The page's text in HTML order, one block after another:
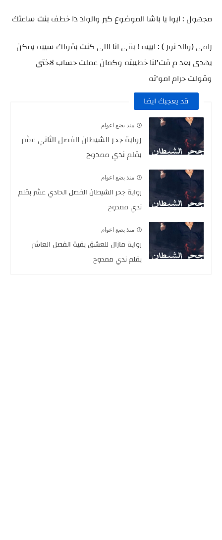
مجهول : ايوا يا باشا الموضوع كبر والواد دا خطف بنت ساعتك
رامى (والد نور ) : ايييه ! بقى انا اللى كنت بقولك سيبه يمكن
يهدى بعد م قت'لنا خطيبته وكمان عملت حساب لاختى
وقولت حرام امو'ته
قد يعجبك ايضا
منذ بضع اعوام
رواية جحر الشيطان الفصل الثاني عشر
بقلم ندي ممدوح
منذ بضع اعوام
رواية جحر الشيطان الفصل الحادي عشر بقلم
ندي ممدوح
منذ بضع اعوام
رواية مازال للعشق بقية الفصل العاشر
بقلم ندي ممدوح